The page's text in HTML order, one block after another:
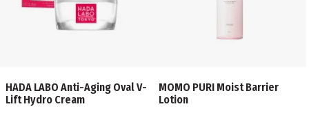
HADA LABO Anti-Aging Oval V-
Lift Hydro Cream
MOMO PURI Moist Barrier
Lotion